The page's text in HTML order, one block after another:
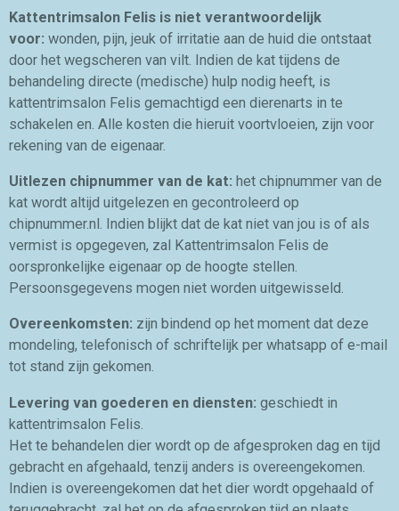
Kattentrimsalon Felis is niet verantwoordelijk
voor: wonden, pijn, jeuk of irritatie aan de huid die ontstaat
door het wegscheren van vilt. Indien de kat tijdens de
behandeling directe (medische) hulp nodig heeft, is
kattentrimsalon Felis gemachtigd een dierenarts in te
schakelen en. Alle kosten die hieruit voortvloeien, zijn voor
rekening van de eigenaar.
Uitlezen chipnummer van de kat: het chipnummer van de
kat wordt altijd uitgelezen en gecontroleerd op
chipnummer.nl. Indien blijkt dat de kat niet van jou is of als
vermist is opgegeven, zal Kattentrimsalon Felis de
oorspronkelijke eigenaar op de hoogte stellen.
Persoonsgegevens mogen niet worden uitgewisseld.
Overeenkomsten: zijn bindend op het moment dat deze
mondeling, telefonisch of schriftelijk per whatsapp of e-mail
tot stand zijn gekomen.
Levering van goederen en diensten: geschiedt in
kattentrimsalon Felis.
Het te behandelen dier wordt op de afgesproken dag en tijd
gebracht en afgehaald, tenzij anders is overeengekomen.
Indien is overeengekomen dat het dier wordt opgehaald of